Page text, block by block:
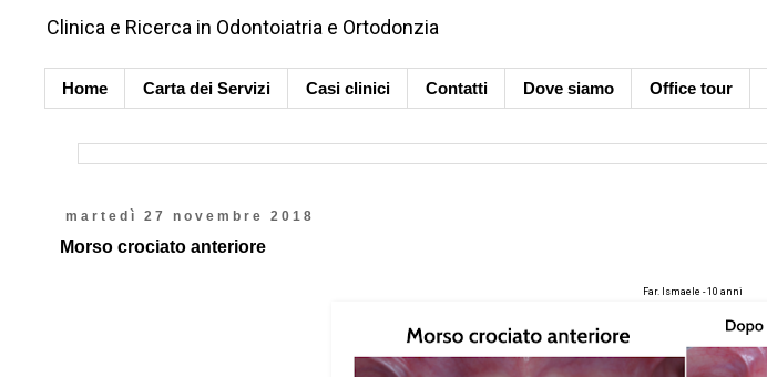
Clinica e Ricerca in Odontoiatria e Ortodonzia
Home Carta dei Servizi Casi clinici Contatti Dove siamo Office tour
martedì 27 novembre 2018
Morso crociato anteriore
Far. Ismaele - 10 anni